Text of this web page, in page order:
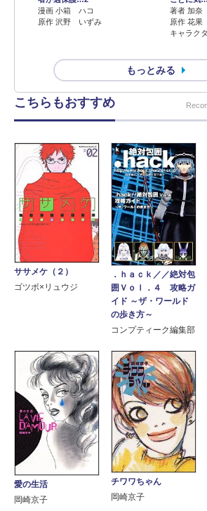
漫画 小箱 ハコ
原作 沢野 いずみ
著者 加奈
原作 花
キャラク
もっとみる
こちらもおすすめ
ササメケ（２）
ゴツボ×リュウジ
．ｈａｃｋ／／絶対包
囲Ｖｏｌ．４ 攻略ガ
イド ～ザ・ワールド
の歩き方～
コンプティーク編集部
愛の生活
岡崎京子
チワワちゃん
岡崎京子